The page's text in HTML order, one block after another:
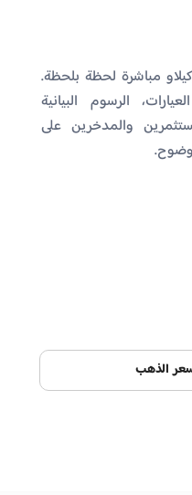
مباشرة لحظة بلحظة.
الرسوم البيانية
والمدخرين على
الذهب